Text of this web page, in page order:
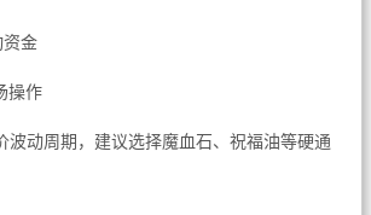
金
操作
波动周期，建议选择魔血石、祝福油等硬通